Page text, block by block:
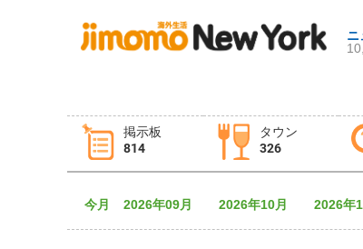
ニ
掲示板
814
タウン
326
タウン情報
今月 2026年09月 2026年10月 2026年